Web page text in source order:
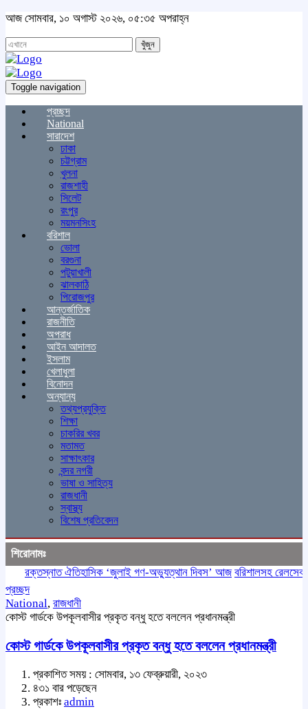
আজ সোমবার, ১০ অগাস্ট ২০২৬, ০৫:৩৫ অপরাহ্ন
খুঁজুন
Toggle navigation
প্রচ্ছদ
National
সারাদেশ
ঢাকা
চট্টগ্রাম
খুলনা
রাজশাহী
সিলেট
রংপুর
ময়মনসিংহ
বরিশাল
ভোলা
বরগুনা
পটুয়াখালী
ঝালকাঠি
পিরোজপুর
আন্তর্জাতিক
রাজনীতি
অপরাধ
আইন আদালত
ইসলাম
খেলাধুলা
বিনোদন
অন্যান্য
তথ্যপ্রযুক্তি
শিক্ষা
চাকরির খবর
মতামত
সাক্ষাৎকার
বন্দর নগরী
ভাষা ও সাহিত্য
রাজধানী
স্বাস্থ্য
বিশেষ প্রতিবেদন
শিরোনামঃ
রক্তস্নাত ঐতিহাসিক ‌‘জুলাই গণ-অভ্যুত্থান দিবস’ আজ বরিশালসহ রেলসেবা
প্রচ্ছদ
National, রাজধানী
কোস্ট গার্ডকে উপকূলবাসীর প্রকৃত বন্ধু হতে বললেন প্রধানমন্ত্রী
কোস্ট গার্ডকে উপকূলবাসীর প্রকৃত বন্ধু হতে বললেন প্রধানমন্ত্রী
প্রকাশিত সময় : সোমবার, ১৩ ফেব্রুয়ারী, ২০২৩
৪৩১ বার পড়েছেন
প্রকাশঃ admin